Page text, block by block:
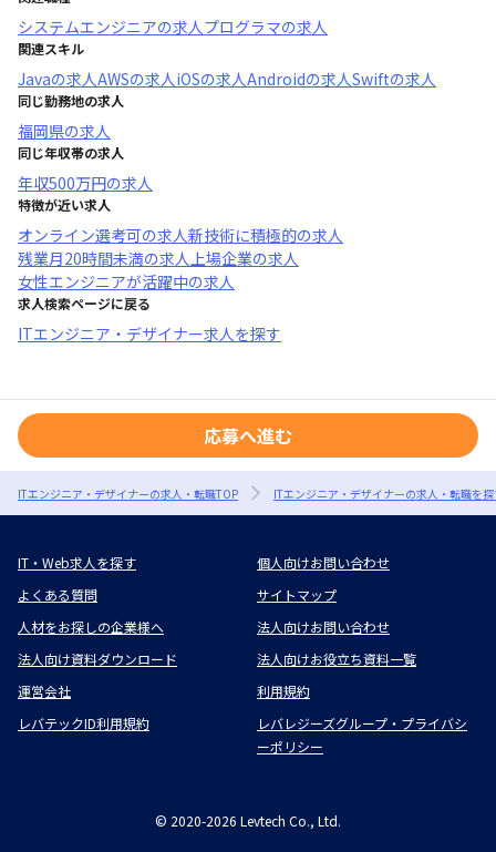
システムエンジニアの求人プログラマの求人
関連スキル
Javaの求人AWSの求人iOSの求人Androidの求人Swiftの求人
同じ勤務地の求人
福岡県の求人
同じ年収帯の求人
年収500万円の求人
特徴が近い求人
オンライン選考可の求人新技術に積極的の求人
残業月20時間未満の求人上場企業の求人
女性エンジニアが活躍中の求人
求人検索ページに戻る
ITエンジニア・デザイナー求人を探す
応募へ進む
ITエンジニア・デザイナーの求人・転職TOP ITエンジニア・デザイナーの求人・転職を
IT・Web求人を探す
個人向けお問い合わせ
よくある質問
サイトマップ
人材をお探しの企業様へ
法人向けお問い合わせ
法人向け資料ダウンロード
法人向けお役立ち資料一覧
運営会社
利用規約
レバテックID利用規約
レバレジーズグループ・プライバシ
ーポリシー
© 2020-2026 Levtech Co., Ltd.